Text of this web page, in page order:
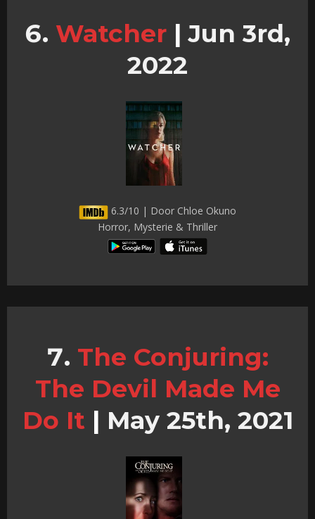
Watcher | Jun 3rd,
2022
6.3/10 | Door Chloe Okuno
Horror, Mysterie & Thriller
The Conjuring:
The Devil Made Me
Do It | May 25th, 2021